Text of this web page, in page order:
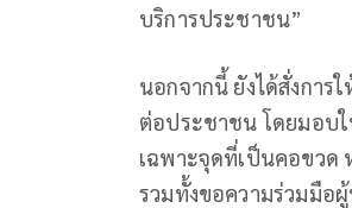
บริการประชาชน”
นอกจากนี้ ยังได้สั่งการ
ต่อประชาชน โดยมอบใ
เฉพาะจุดที่เป็นคอขวด
รวมทั้งขอความร่วมมือ